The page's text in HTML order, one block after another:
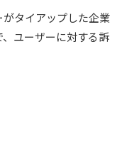
タイアップした企業
ユーザーに対する訴